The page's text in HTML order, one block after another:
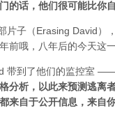
的话，他们很可能比你
片子（Erasing David
前哦，八年后的今天这
带到了他们的监控室
分析，以此来预测逃离
来自于公开信息，来自